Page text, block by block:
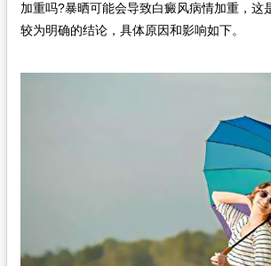
白癜风部位
加重吗?暴晒可能会导致白癜风病情加重，这
较为明确的结论，具体原因和影响如下。